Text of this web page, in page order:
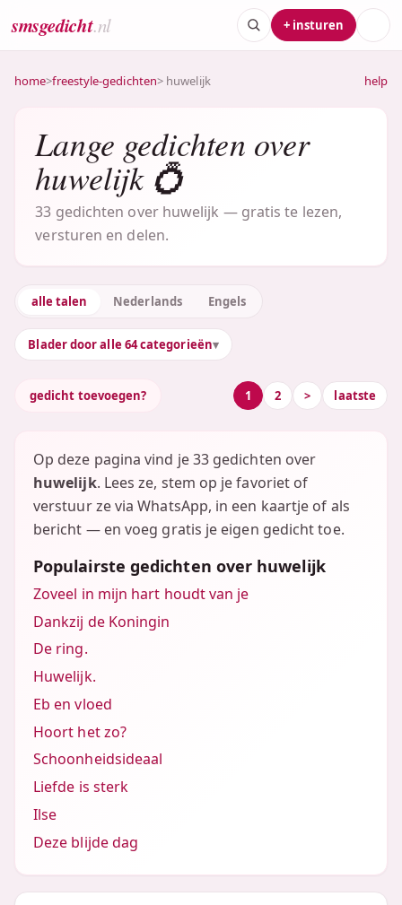
smsgedicht.nl + insturen
home>freestyle-gedichten> huwelijk help
Lange gedichten over
huwelijk 💍
33 gedichten over huwelijk — gratis te lezen,
versturen en delen.
alle talen Nederlands Engels
Blader door alle 64 categorieën
gedicht toevoegen? 1 2 > laatste
Op deze pagina vind je 33 gedichten over
huwelijk. Lees ze, stem op je favoriet of
verstuur ze via WhatsApp, in een kaartje of als
bericht — en voeg gratis je eigen gedicht toe.
Populairste gedichten over huwelijk
Zoveel in mijn hart houdt van je
Dankzij de Koningin
De ring.
Huwelijk.
Eb en vloed
Hoort het zo?
Schoonheidsideaal
Liefde is sterk
Ilse
Deze blijde dag